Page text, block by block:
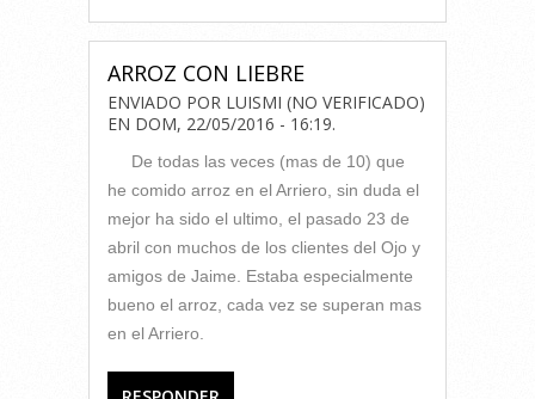
ARROZ CON LIEBRE
ENVIADO POR LUISMI (NO VERIFICADO)
EN DOM, 22/05/2016 - 16:19.
De todas las veces (mas de 10) que
he comido arroz en el Arriero, sin duda el
mejor ha sido el ultimo, el pasado 23 de
abril con muchos de los clientes del Ojo y
amigos de Jaime. Estaba especialmente
bueno el arroz, cada vez se superan mas
en el Arriero.